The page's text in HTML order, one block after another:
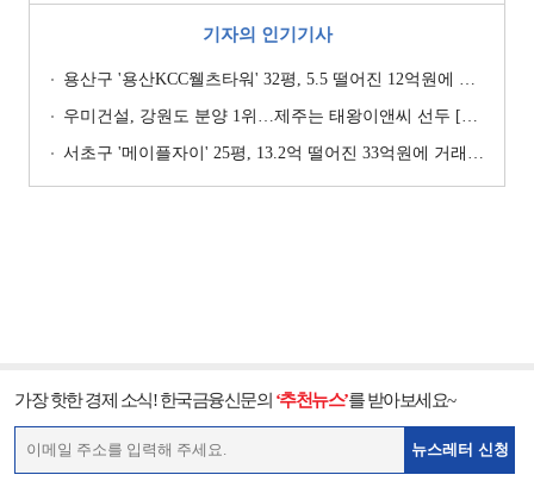
기자의 인기기사
용산구 '용산KCC웰츠타워' 32평, 5.5 떨어진 12억원에 거래 [일일 하락가]
우미건설, 강원도 분양 1위…제주는 태왕이앤씨 선두 [이 지역 분양왕-강원·제주]
서초구 '메이플자이' 25평, 13.2억 떨어진 33억원에 거래 [일일 하락가]
가장 핫한 경제 소식! 한국금융신문의 ‘추천뉴스’를 받아보세요~
뉴스레터 신청